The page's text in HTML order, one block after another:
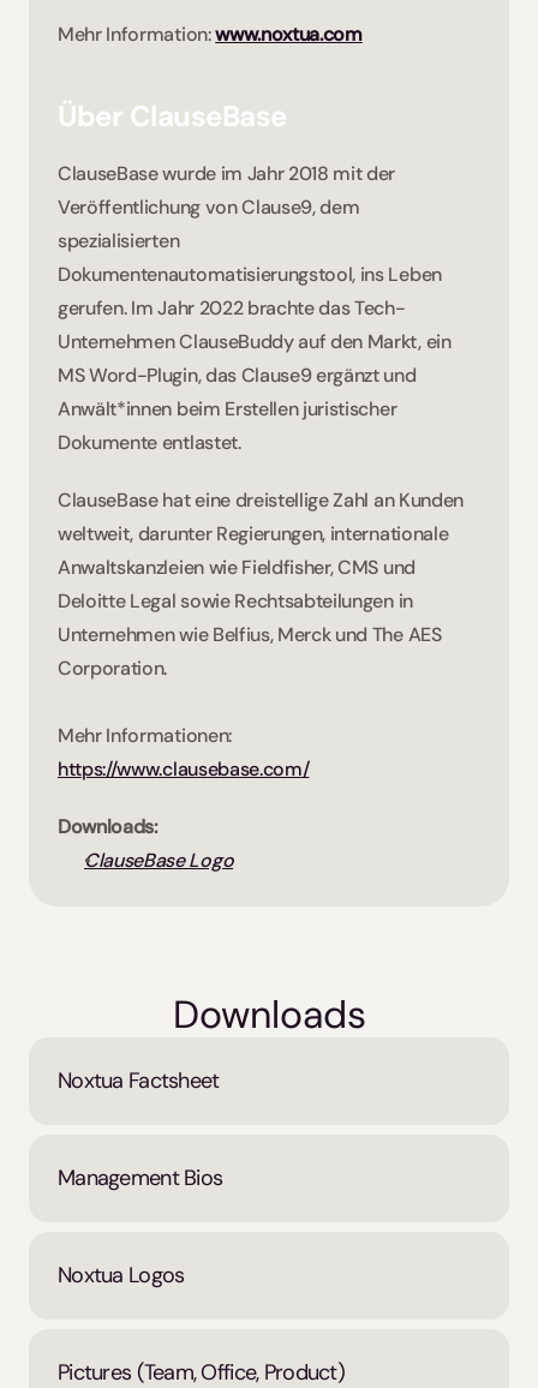
Mehr Information: www.noxtua.com
Über ClauseBase
ClauseBase wurde im Jahr 2018 mit der
Veröffentlichung von Clause9, dem
spezialisierten
Dokumentenautomatisierungstool, ins Leben
gerufen. Im Jahr 2022 brachte das Tech-
Unternehmen ClauseBuddy auf den Markt, ein
MS Word-Plugin, das Clause9 ergänzt und
Anwält*innen beim Erstellen juristischer
Dokumente entlastet.
ClauseBase hat eine dreistellige Zahl an Kunden
weltweit, darunter Regierungen, internationale
Anwaltskanzleien wie Fieldfisher, CMS und
Deloitte Legal sowie Rechtsabteilungen in
Unternehmen wie Belfius, Merck und The AES
Corporation.
Mehr Informationen:
https://www.clausebase.com/
Downloads:
ClauseBase Logo
Downloads
Noxtua Factsheet
Management Bios
Noxtua Logos
Pictures (Team, Office, Product)